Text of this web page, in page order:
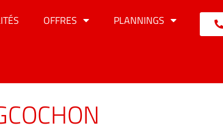
OFFRES
PLANNINGS